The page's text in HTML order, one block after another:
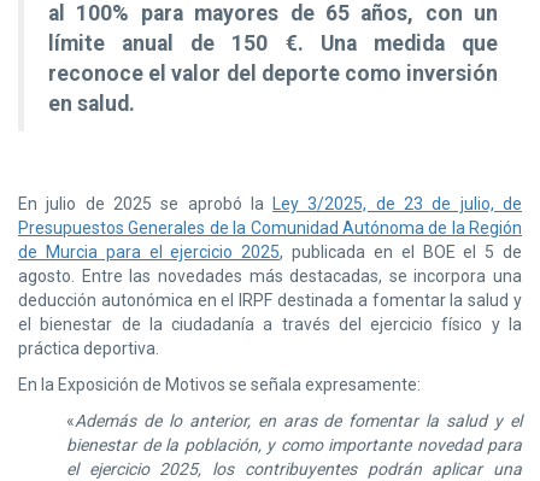
al 100% para mayores de 65 años, con un
límite anual de 150 €. Una medida que
reconoce el valor del deporte como inversión
en salud.
En julio de 2025 se aprobó la Ley 3/2025, de 23 de julio, de
Presupuestos Generales de la Comunidad Autónoma de la Región
de Murcia para el ejercicio 2025, publicada en el BOE el 5 de
agosto. Entre las novedades más destacadas, se incorpora una
deducción autonómica en el IRPF destinada a fomentar la salud y
el bienestar de la ciudadanía a través del ejercicio físico y la
práctica deportiva.
En la Exposición de Motivos se señala expresamente:
«Además de lo anterior, en aras de fomentar la salud y el
bienestar de la población, y como importante novedad para
el ejercicio 2025, los contribuyentes podrán aplicar una